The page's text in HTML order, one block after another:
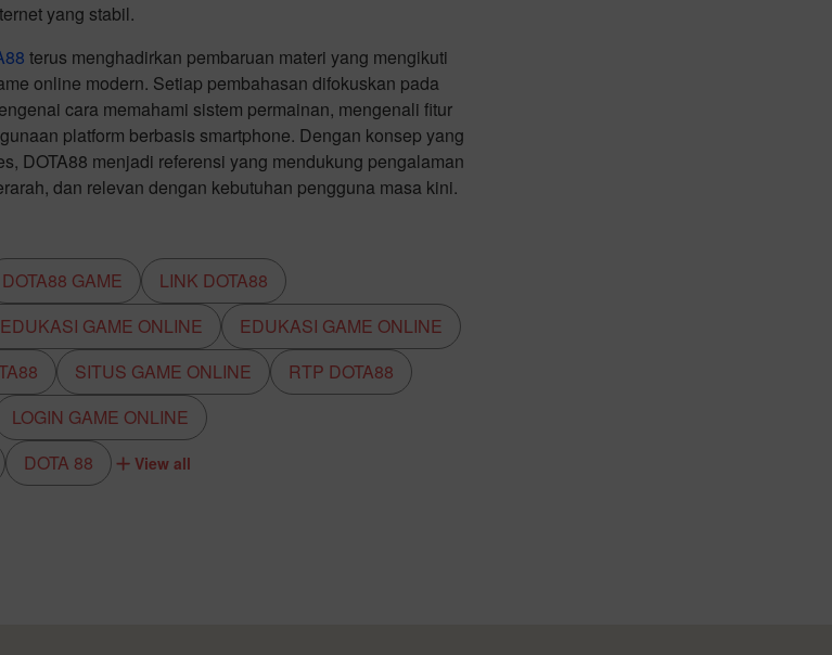
yang stabil.
terus menghadirkan pembaruan materi yang mengikuti
online modern. Setiap pembahasan difokuskan pada
cara memahami sistem permainan, mengenali fitur
platform berbasis smartphone. Dengan konsep yang
DOTA88 menjadi referensi yang mendukung pengalaman
dan relevan dengan kebutuhan pengguna masa kini.
DOTA88 GAME
LINK DOTA88
GAME ONLINE
EDUKASI GAME ONLINE
SITUS GAME ONLINE
RTP DOTA88
LOGIN GAME ONLINE
DOTA 88 View all